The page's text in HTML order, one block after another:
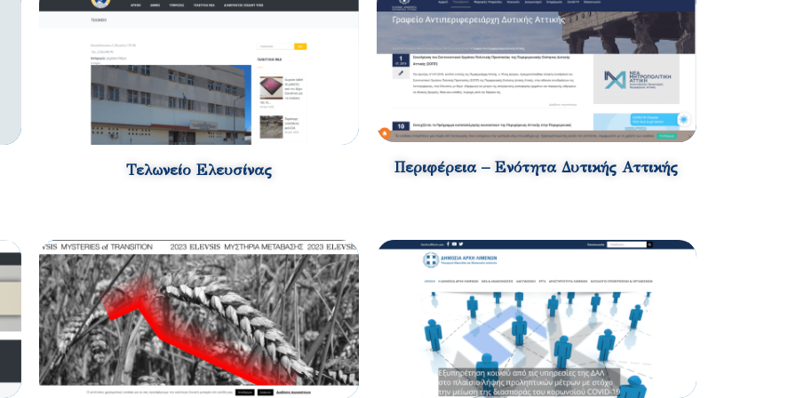
Τελωνείο Ελευσίνας Περιφέρεια – Ενότητα Δυτικής Αττικής